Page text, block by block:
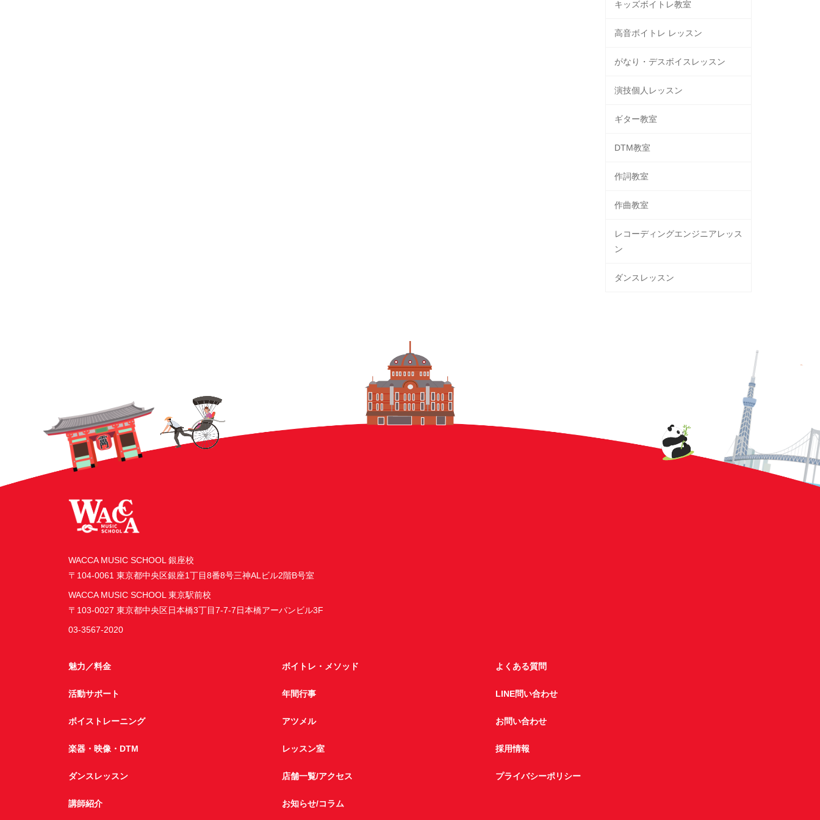
キッズボイトレ教室
高音ボイトレ レッスン
がなり・デスボイスレッスン
演技個人レッスン
ギター教室
DTM教室
作詞教室
作曲教室
レコーディングエンジニアレッス
ン
ダンスレッスン
WACCA MUSIC SCHOOL 銀座校
〒104-0061 東京都中央区銀座1丁目8番8号三神ALビル2階B号室
WACCA MUSIC SCHOOL 東京駅前校
〒103-0027 東京都中央区日本橋3丁目7-7-7日本橋アーバンビル3F
03-3567-2020
魅力／料金
活動サポート
ボイストレーニング
楽器・映像・DTM
ダンスレッスン
講師紹介
ボイトレ・メソッド
年間行事
アツメル
レッスン室
店舗一覧/アクセス
お知らせ/コラム
よくある質問
LINE問い合わせ
お問い合わせ
採用情報
プライバシーポリシー